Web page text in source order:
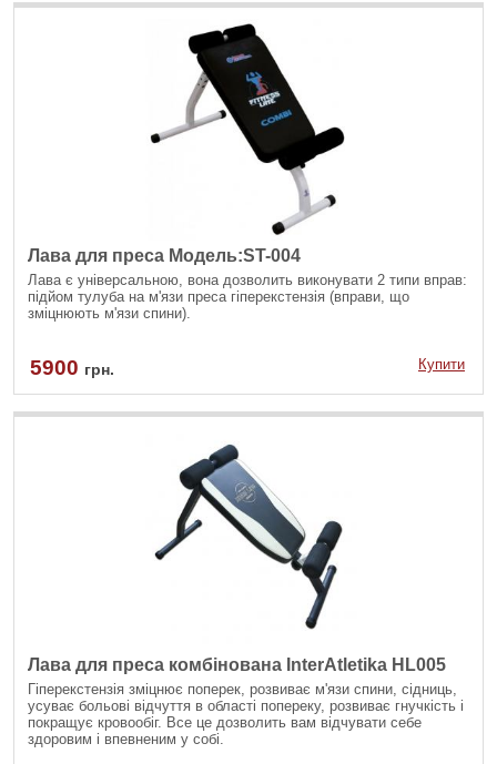
Лава для преса Модель:ST-004
Лава є універсальною, вона дозволить виконувати 2 типи вправ:
підйом тулуба на м'язи преса гіперекстензія (вправи, що
зміцнюють м'язи спини).
5900 грн. Купити
Лава для преса комбінована InterAtletika HL005
Гіперекстензія зміцнює поперек, розвиває м'язи спини, сідниць,
усуває больові відчуття в області попереку, розвиває гнучкість і
покращує кровообіг. Все це дозволить вам відчувати себе
здоровим і впевненим у собі.